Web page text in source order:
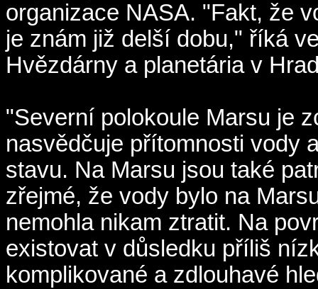
organizace NASA. "Fakt, že
je znám již delší dobu," říká
Hvězdárny a planetária v
"Severní polokoule Marsu je
nasvědčuje přítomnosti vody
stavu. Na Marsu jsou také
zřejmé, že vody bylo na
nemohla nikam ztratit. Na
existovat v důsledku příliš
komplikované a zdlouhavé